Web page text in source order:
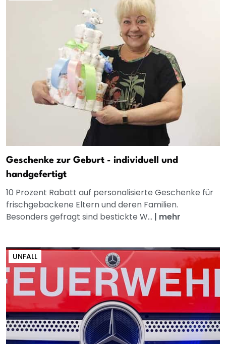
Geschenke zur Geburt - individuell und
handgefertigt
10 Prozent Rabatt auf personalisierte Geschenke für
frischgebackene Eltern und deren Familien.
Besonders gefragt sind bestickte W... | mehr
UNFALL